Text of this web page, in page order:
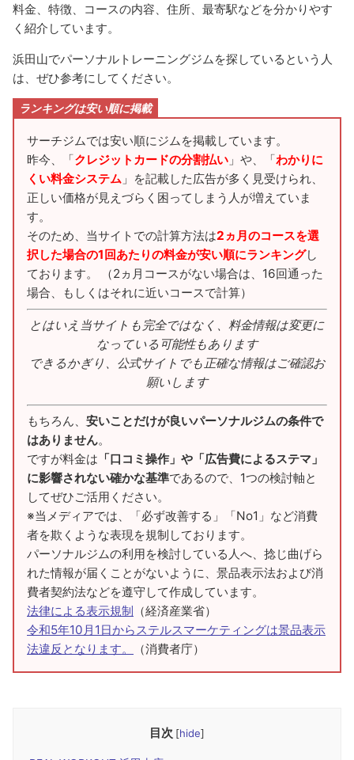
料金、特徴、コースの内容、住所、最寄駅などを分かりやす
く紹介しています。
浜田山でパーソナルトレーニングジムを探しているという人
は、ぜひ参考にしてください。
ランキングは安い順に掲載
サーチジムでは安い順にジムを掲載しています。
昨今、「クレジットカードの分割払い 」や、「わかりに
くい料金システム 」を記載した広告が多く見受けられ、
正しい価格が見えづらく困ってしまう人が増えていま
す。
そのため、当サイトでの計算方法は2ヵ月のコースを選
択した場合の1回あたりの料金が安い順にランキングし
ております。 （2ヵ月コースがない場合は、16回通った
場合、もしくはそれに近いコースで計算）
とはいえ当サイトも完全ではなく、料金情報は変更に
なっている可能性もあります
できるかぎり、公式サイトでも正確な情報はご確認お
願いします
もちろん、 安いことだけが良いパーソナルジムの条件で
はありません。
ですが料金は 「口コミ操作」や「広告費によるステマ」
に影響されない確かな基準であるので、1つの検討軸と
してぜひご活用ください。
※当メディアでは、「必ず改善する」「No1」など消費
者を欺くような表現を規制しております。
パーソナルジムの利用を検討している人へ、捻じ曲げら
れた情報が届くことがないように、景品表示法および消
費者契約法などを遵守して作成しています。
法律による表示規制
（経済産業省）
令和5年10月1日からステルスマーケティングは景品表示
法違反となります。
（消費者庁）
目次 [hide]